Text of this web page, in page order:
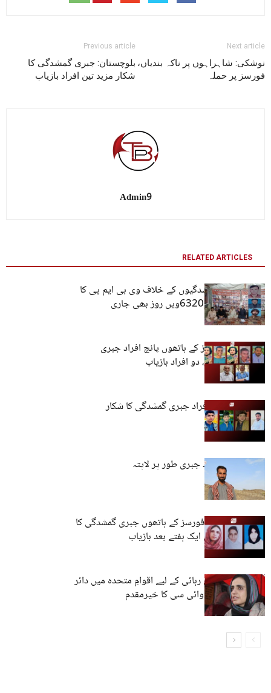
Previous article
بلوچستان: جبری گمشدگی کا
شکار مزید تین افراد بازیاب
Next article
نوشکی: شاہراہوں پر ناکہ بندیاں،
فورسز پر حملہ
Admin9
RELATED ARTICLES
کوئٹہ: جبری گمشدگیوں کے خلاف وی بی ایم پی کا
احتجاجی کیمپ 6320ویں روز بھی جاری
بلوچستان: فورسز کے ہاتھوں پانچ افراد جبری
گمشدگی کا شکار، دو افراد بازیاب
بلوچستان: چار افراد جبری گمشدگی کا شکار
کراچی: تین افراد جبری طور پر لاپتہ
کوئٹہ: پاکستانی فورسز کے ہاتھوں جبری گمشدگی کا
شکار تین خواتین ایک ہفتے بعد بازیاب
ماہ رنگ بلوچ کی رہائی کے لیے اقوامِ متحدہ میں دائر
درخواست کا بی وائی سی کا خیرمقدم